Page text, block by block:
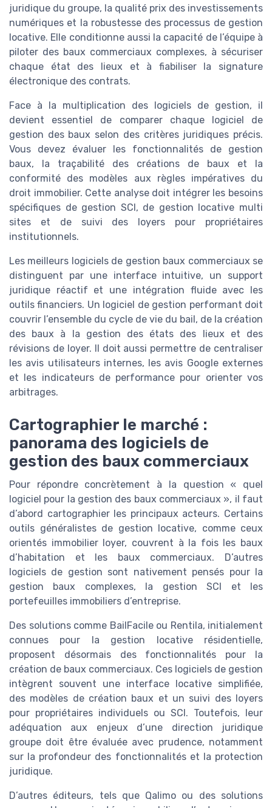
juridique du groupe, la qualité prix des investissements
numériques et la robustesse des processus de gestion
locative. Elle conditionne aussi la capacité de l’équipe à
piloter des baux commerciaux complexes, à sécuriser
chaque état des lieux et à fiabiliser la signature
électronique des contrats.
Face à la multiplication des logiciels de gestion, il
devient essentiel de comparer chaque logiciel de
gestion des baux selon des critères juridiques précis.
Vous devez évaluer les fonctionnalités de gestion
baux, la traçabilité des créations de baux et la
conformité des modèles aux règles impératives du
droit immobilier. Cette analyse doit intégrer les besoins
spécifiques de gestion SCI, de gestion locative multi
sites et de suivi des loyers pour propriétaires
institutionnels.
Les meilleurs logiciels de gestion baux commerciaux se
distinguent par une interface intuitive, un support
juridique réactif et une intégration fluide avec les
outils financiers. Un logiciel de gestion performant doit
couvrir l’ensemble du cycle de vie du bail, de la création
des baux à la gestion des états des lieux et des
révisions de loyer. Il doit aussi permettre de centraliser
les avis utilisateurs internes, les avis Google externes
et les indicateurs de performance pour orienter vos
arbitrages.
Cartographier le marché :
panorama des logiciels de
gestion des baux commerciaux
Pour répondre concrètement à la question « quel
logiciel pour la gestion des baux commerciaux », il faut
d’abord cartographier les principaux acteurs. Certains
outils généralistes de gestion locative, comme ceux
orientés immobilier loyer, couvrent à la fois les baux
d’habitation et les baux commerciaux. D’autres
logiciels de gestion sont nativement pensés pour la
gestion baux complexes, la gestion SCI et les
portefeuilles immobiliers d’entreprise.
Des solutions comme BailFacile ou Rentila, initialement
connues pour la gestion locative résidentielle,
proposent désormais des fonctionnalités pour la
création de baux commerciaux. Ces logiciels de gestion
intègrent souvent une interface locative simplifiée,
des modèles de création baux et un suivi des loyers
pour propriétaires individuels ou SCI. Toutefois, leur
adéquation aux enjeux d’une direction juridique
groupe doit être évaluée avec prudence, notamment
sur la profondeur des fonctionnalités et la protection
juridique.
D’autres éditeurs, tels que Qalimo ou des solutions